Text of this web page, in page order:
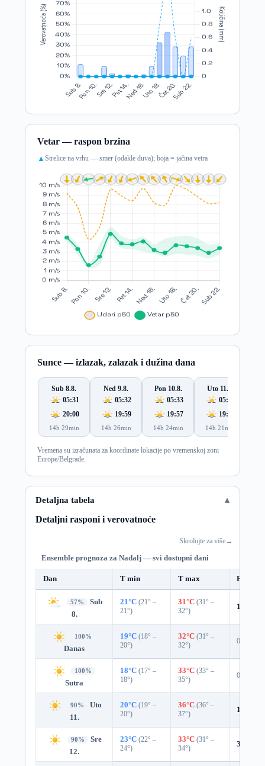
Vetar — raspon brzina
▲ Strelice na vrhu — smer (odakle duva); boja = jačina vetra
Sunce — izlazak, zalazak i dužina dana
Sub 8.8.
05:31
20:00
14h 29min
Ned 9.8.
05:32
19:59
14h 26min
Pon 10.8.
05:33
19:57
14h 24min
Uto 11.8.
05:34
19:56
14h 21min
Vremena su izračunata za koordinate lokacije po vremenskoj zoni
Europe/Belgrade.
Detaljna tabela
Detaljni rasponi i verovatnoće
Skrolujte za više→
Ensemble prognoza za Nadalj — svi dostupni dani
Dan T min T max
57%
Sub
8.
21°C (21° –
21°)
31°C (31° –
32°)
12%
100%
Danas
19°C (18° –
20°)
32°C (31° –
32°)
0%
100%
Sutra
18°C (17° –
18°)
33°C (33° –
35°)
0%
90%
Uto
11.
20°C (19° –
20°)
36°C (36° –
37°)
10%
90%
Sre
12.
23°C (22° –
24°)
33°C (31° –
34°)
3%